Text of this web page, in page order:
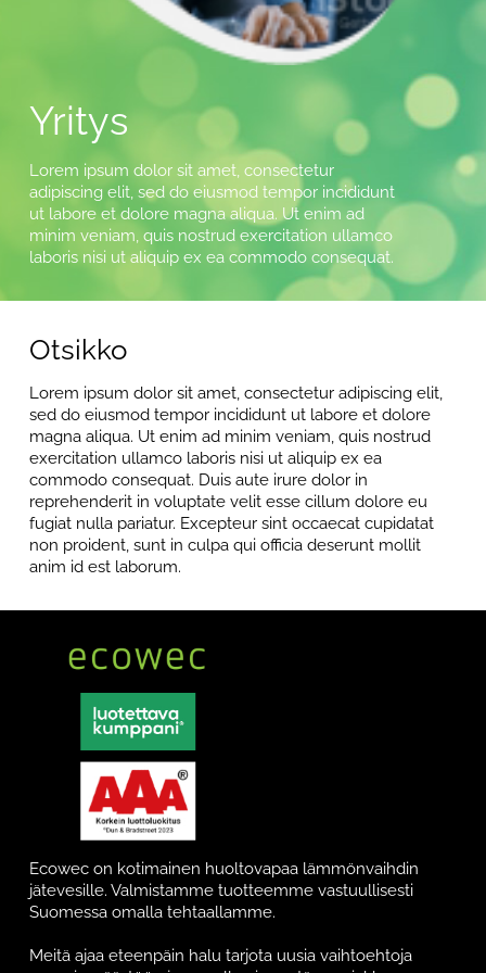
Yritys
Lorem ipsum dolor sit amet, consectetur
adipiscing elit, sed do eiusmod tempor incididunt
ut labore et dolore magna aliqua. Ut enim ad
minim veniam, quis nostrud exercitation ullamco
laboris nisi ut aliquip ex ea commodo consequat.
Otsikko
Lorem ipsum dolor sit amet, consectetur adipiscing elit,
sed do eiusmod tempor incididunt ut labore et dolore
magna aliqua. Ut enim ad minim veniam, quis nostrud
exercitation ullamco laboris nisi ut aliquip ex ea
commodo consequat. Duis aute irure dolor in
reprehenderit in voluptate velit esse cillum dolore eu
fugiat nulla pariatur. Excepteur sint occaecat cupidatat
non proident, sunt in culpa qui officia deserunt mollit
anim id est laborum.
Ecowec on kotimainen huoltovapaa lämmönvaihdin
jätevesille. Valmistamme tuotteemme vastuullisesti
Suomessa omalla tehtaallamme.
Meitä ajaa eteenpäin halu tarjota uusia vaihtoehtoja